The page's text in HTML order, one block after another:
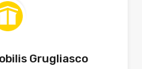
Grugliasco